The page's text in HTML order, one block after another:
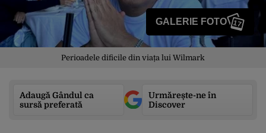
GALERIE FOTO 17
Perioadele dificile din viața lui Wilmark
Adaugă Gândul ca
sursă preferată
Urmărește-ne în
Discover